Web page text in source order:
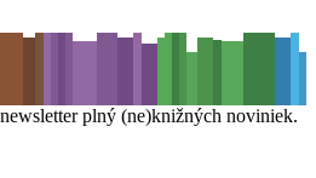
plný (ne)knižných noviniek.